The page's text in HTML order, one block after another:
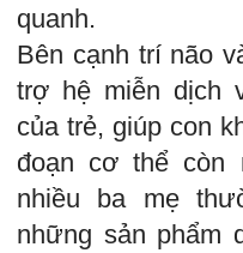
quanh.
Bên cạnh trí não
trợ hệ miễn dịch
của trẻ, giúp con
đoạn cơ thể còn
nhiều ba mẹ
những sản phẩm